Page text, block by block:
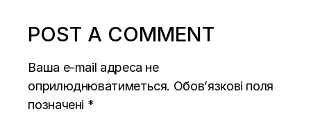
POST A COMMENT
Ваша e-mail адреса не
оприлюднюватиметься. Обов’язкові поля
позначені *